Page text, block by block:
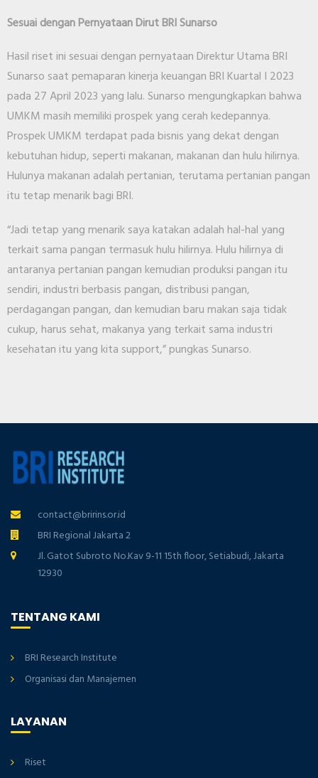
Sesuai dengan Pernyataan Dirut BRI Sunarso
Hasil riset ini sesuai dengan pernyataan Direktur Utama BRI
Sunarso saat pemaparan kinerja keuangan BRI Kuartal I 2023
pada 27 April 2023 yang lalu. Sunarso mengungkapkan bahwa
UMKM masih memiliki prospek yang cerah kedepannya.
Prospek UMKM terdapat pada bisnis yang dekat dengan
kebutuhan hidup, seperti makanan, makanan dan hulu hilirnya.
Hulunya makanan adalah pertanian, terutama pertanian pangan
itu tetap menarik bagi BRI.
“Jadi tetap yang menarik saya katakan adalah hal-hal yang
terkait sama pangan termasuk hulu hilirnya. Hulu hilirnya di
antaranya pertanian pangan kemudian produksi pangan itu
sendiri, industri berbasis pangan, distribusi pangan,
perdagangan pangan, dan kemudian baru makan saja tidak
cukup, harus sehat, makanya yang terkait sama industri
kesehatan itu yang kita support,” pungkas Sunarso.
contact@bririns.or.id
BRI Regional Jakarta 2
Jl. Gatot Subroto No.Kav 9-11 15th floor, Setiabudi, Jakarta
12930
TENTANG KAMI
BRI Research Institute
Organisasi dan Manajemen
LAYANAN
Riset